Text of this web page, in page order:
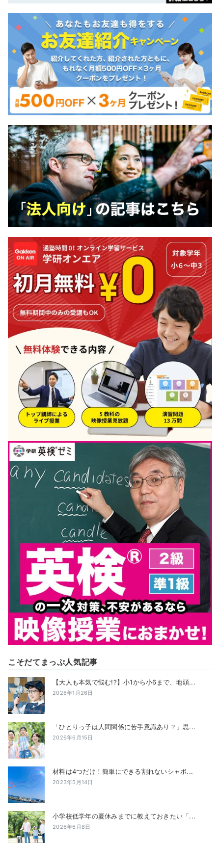
こそだてまっぷ人気記事
【大人も本気で悩む!?】小1から小6まで、地頭...
2026年1月26日
「ひとりっ子は人間関係に苦手意識あり？」思...
2026年6月15日
材料は4つだけ！簡単にできる割れないシャボ...
2023年5月14日
小学校低学年の夏休みまでに教えておきたい「...
2026年6月8日